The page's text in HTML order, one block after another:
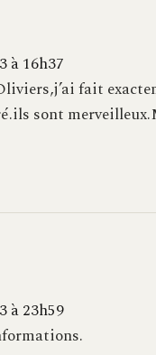
à 16h37
fait
sont
à 23h59